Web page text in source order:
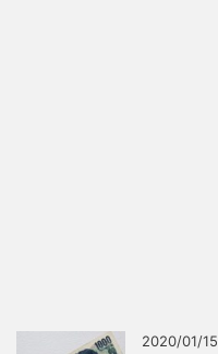
2020/01/15